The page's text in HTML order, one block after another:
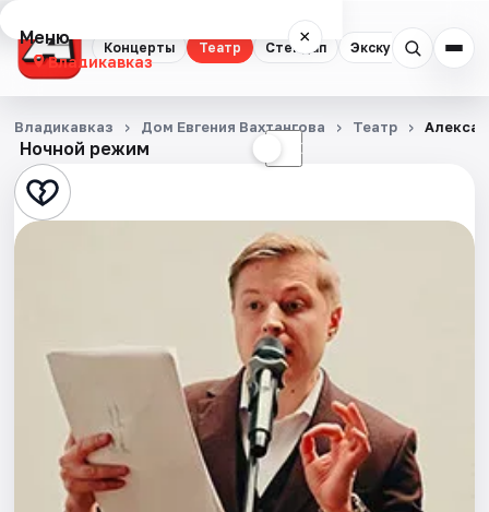
Концерты Театр Стендап Экскурсии
Меню ×
Владикавказ
Концерты
Театр
Стендап
Города
Площадки
Артисты
Ночной режим ☾
Владикавказ Дом Евгения Вахтангова Театр